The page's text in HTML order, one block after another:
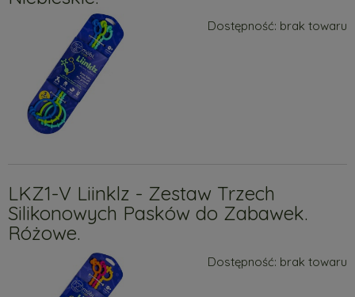
Dostępność: brak towaru
LKZ1-V Liinklz - Zestaw Trzech
Silikonowych Pasków do Zabawek.
Różowe.
Dostępność: brak towaru